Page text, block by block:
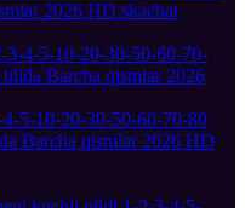
2026 HD skachat
5-10-20-30-50-60-70-80
Barcha qismlar 2026 HD